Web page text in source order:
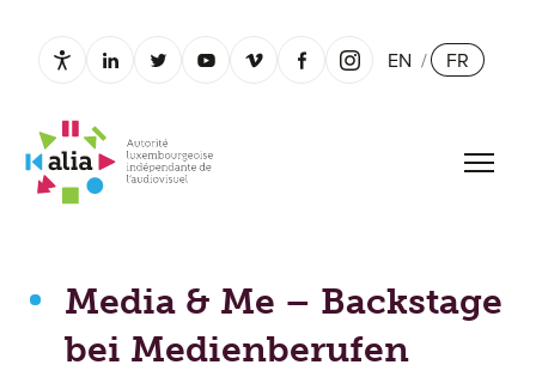
Paramètres d’accessibilité
linkedin.com
twitter.com
youtube.com
vimeo.com
facebook.com
instagram.com
EN / FR
Ouvrir
Media & Me – Backstage
bei Medienberufen